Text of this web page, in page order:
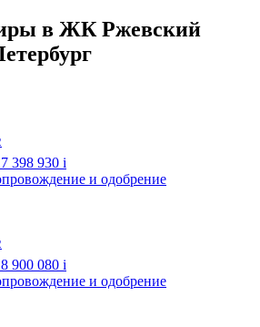
в ЖК Ржевский
398 930 i
и одобрение
900 080 i
и одобрение